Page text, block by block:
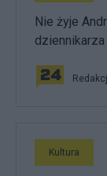
Nie żyje
dziennikarza
Kultura